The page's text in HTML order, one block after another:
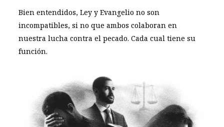
Bien entendidos, Ley y Evangelio no son
incompatibles, si no que ambos colaboran en
nuestra lucha contra el pecado. Cada cual tiene su
función.